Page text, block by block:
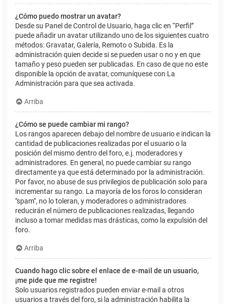
¿Cómo puedo mostrar un avatar?
Desde su Panel de Control de Usuario, haga clic en “Perfil”
puede añadir un avatar utilizando uno de los siguientes cuatro
métodos: Gravatar, Galería, Remoto o Subida. Es la
administración quien decide si se pueden usar o no y en que
tamaño y peso pueden ser publicadas. En caso de que no este
disponible la opción de avatar, comuníquese con La
Administración para que sea activada.
Arriba
¿Cómo se puede cambiar mi rango?
Los rangos aparecen debajo del nombre de usuario e indican la
cantidad de publicaciones realizadas por el usuario o la
posición del mismo dentro del foro, e.j. moderadores y
administradores. En general, no puede cambiar su rango
directamente ya que está determinado por la administración.
Por favor, no abuse de sus privilegios de publicación solo para
incrementar su rango. La mayoría de los foros lo consideran
"spam", no lo toleran, y moderadores o administradores
reducirán el número de publicaciones realizadas, llegando
incluso a tomar medidas mas drásticas, como la expulsión del
foro.
Arriba
Cuando hago clic sobre el enlace de e-mail de un usuario,
¡me pide que me registre!
Solo usuarios registrados pueden enviar e-mail a otros
usuarios a través del foro, si la administración habilita la